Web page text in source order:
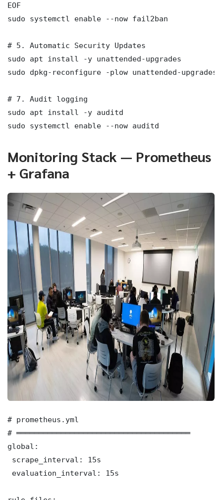
EOF
sudo systemctl enable --now fail2ban
# 5. Automatic Security Updates
sudo apt install -y unattended-upgrades
sudo dpkg-reconfigure -plow unattended-upgrades
# 7. Audit logging
sudo apt install -y auditd
sudo systemctl enable --now auditd
Monitoring Stack — Prometheus
+ Grafana
# prometheus.yml
# ═══════════════════════════════════════
global:
scrape_interval: 15s
evaluation_interval: 15s